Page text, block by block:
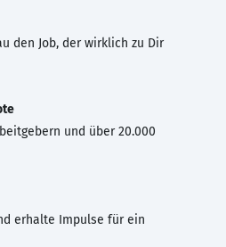
den Job, der wirklich zu Dir
und über 20.000
erhalte Impulse für ein